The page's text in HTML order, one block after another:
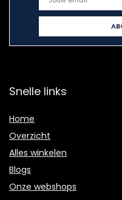
Snelle links
Home
Overzicht
Alles winkelen
Blogs
Onze webshops